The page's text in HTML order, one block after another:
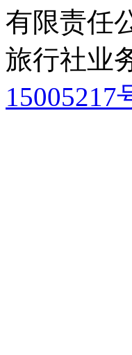
有限责任
旅行社业
15005217